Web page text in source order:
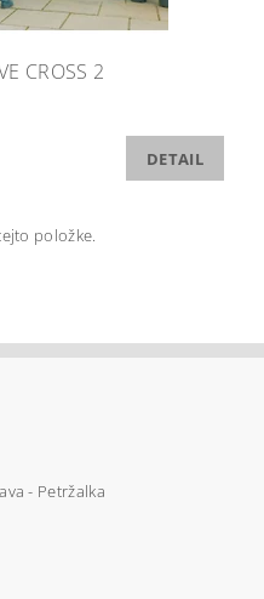
CROSS 2
DETAIL
položke.
- Petržalka